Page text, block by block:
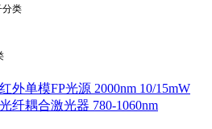
分类
外单模FP光源 2000nm 10/15mW
纤耦合激光器 780-1060nm